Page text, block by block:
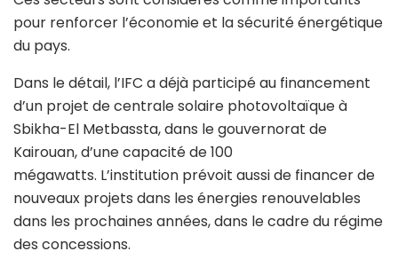
pour renforcer l’économie et la sécurité énergétique
du pays.
Dans le détail, l’IFC a déjà participé au financement
d’un projet de centrale solaire photovoltaïque à
Sbikha-El Metbassta, dans le gouvernorat de
Kairouan, d’une capacité de 100
mégawatts. L’institution prévoit aussi de financer de
nouveaux projets dans les énergies renouvelables
dans les prochaines années, dans le cadre du régime
des concessions.